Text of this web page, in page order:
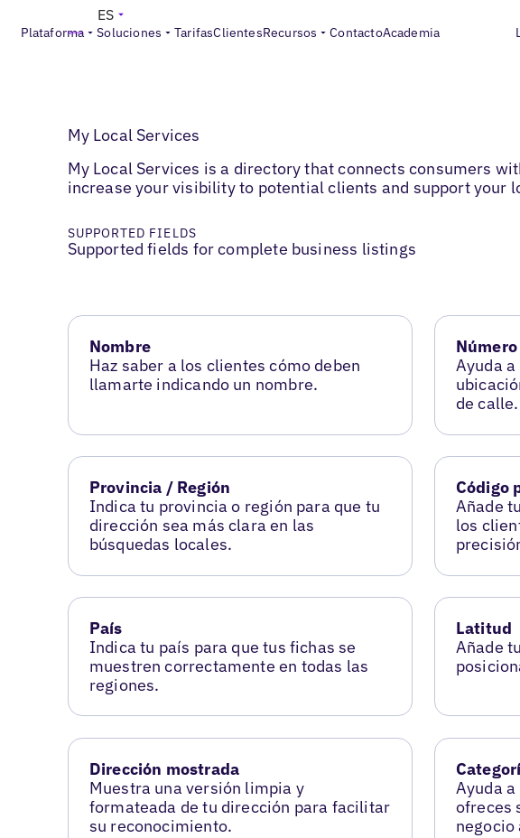
Plataforma Soluciones TarifasClientesRecursos ContactoAcademia
ES
My Local Services
My Local Services is a directory that connects consumers
increase your visibility to potential clients and support your
SUPPORTED FIELDS
Supported fields for complete business listings
Nombre
Haz saber a los clientes cómo deben
llamarte indicando un nombre.
Ayuda
de calle.
Provincia / Región
Indica tu provincia o región para que tu
dirección sea más clara en las
búsquedas locales.
Código
Añade
los
País
Indica tu país para que tus fichas se
muestren correctamente en todas las
regiones.
Latitud
Añade
Dirección mostrada
Muestra una versión limpia y
formateada de tu dirección para facilitar
su reconocimiento.
Ayuda
ofreces
negocio